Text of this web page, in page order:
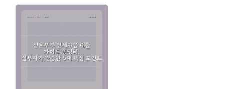
히 안내합니다. 소중한